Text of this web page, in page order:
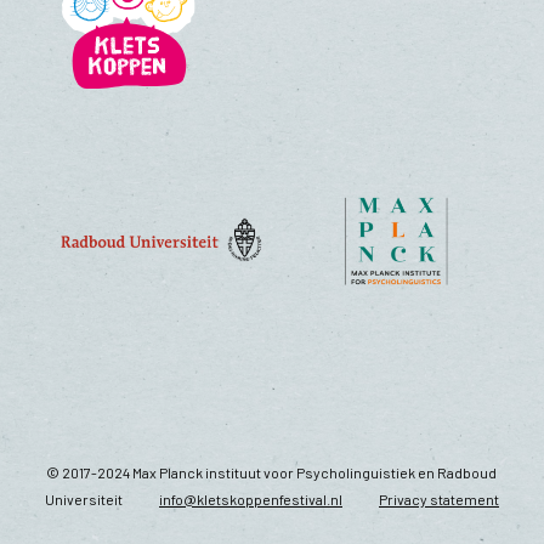
© 2017-2024 Max Planck instituut voor Psycholinguistiek en Radboud
Universiteit
info@kletskoppenfestival.nl Privacy statement